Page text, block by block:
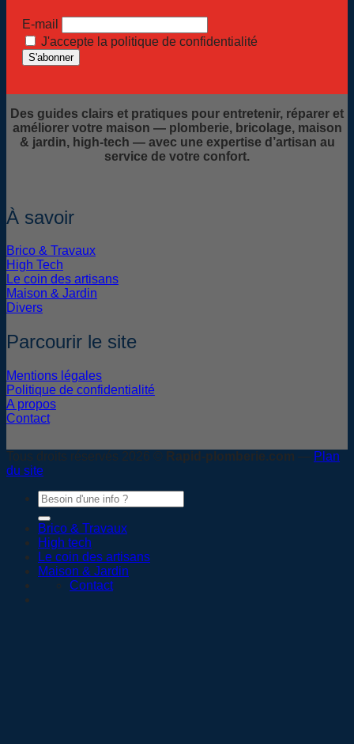
E-mail
J'accepte la politique de confidentialité
Des guides clairs et pratiques pour entretenir, réparer et
améliorer votre maison — plomberie, bricolage, maison
& jardin, high-tech — avec une expertise d’artisan au
service de votre confort.
À savoir
Brico & Travaux
High Tech
Le coin des artisans
Maison & Jardin
Divers
Parcourir le site
Mentions légales
Politique de confidentialité
A propos
Contact
Tous droits réservés 2026 © Rapid-plomberie.com — Plan
du site
Brico & Travaux
High tech
Le coin des artisans
Maison & Jardin
Contact